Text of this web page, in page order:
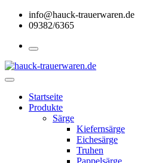
Skip
content
info@hauck-trauerwaren.de
09382/6365
Startseite
Produkte
Särge
Kiefernsärge
Eichesärge
Truhen
Pappelsärge